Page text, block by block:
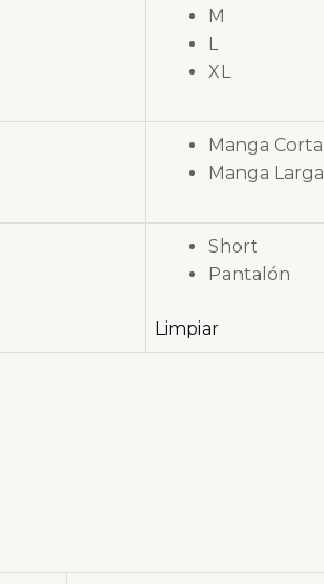
M
L
XL
Manga Corta
Manga Larga
Short
Pantalón
Limpiar